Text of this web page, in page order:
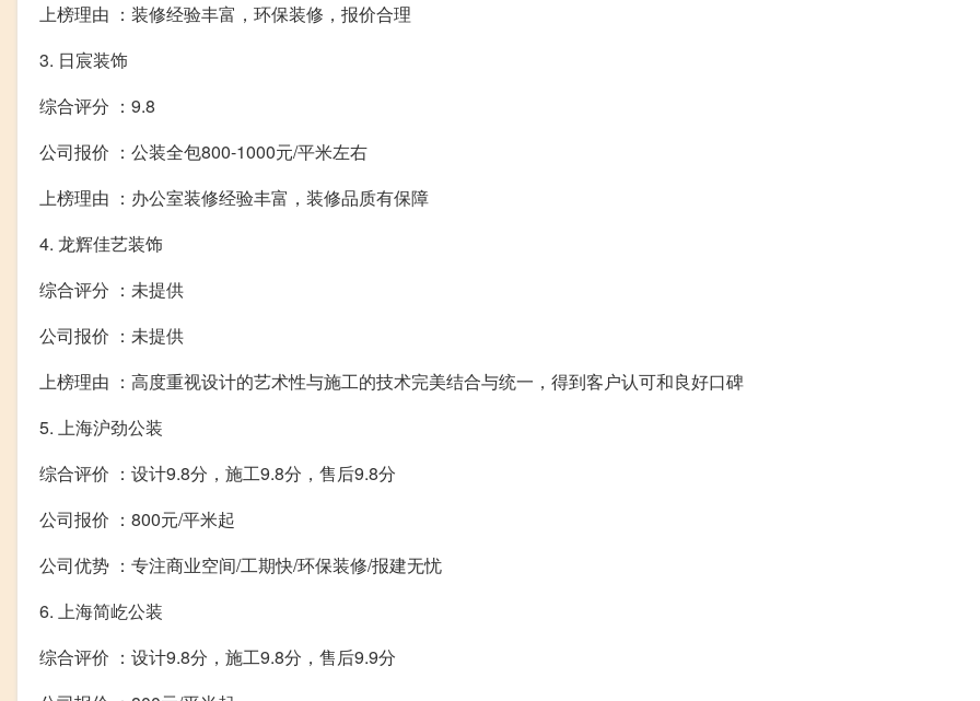
上榜理由 ：装修经验丰富，环保装修，报价合理
3. 日宸装饰
综合评分 ：9.8
公司报价 ：公装全包800-1000元/平米左右
上榜理由 ：办公室装修经验丰富，装修品质有保障
4. 龙辉佳艺装饰
综合评分 ：未提供
公司报价 ：未提供
上榜理由 ：高度重视设计的艺术性与施工的技术完美结合与统一，得到客户认可和良好口碑
5. 上海沪劲公装
综合评价 ：设计9.8分，施工9.8分，售后9.8分
公司报价 ：800元/平米起
公司优势 ：专注商业空间/工期快/环保装修/报建无忧
6. 上海简屹公装
综合评价 ：设计9.8分，施工9.8分，售后9.9分